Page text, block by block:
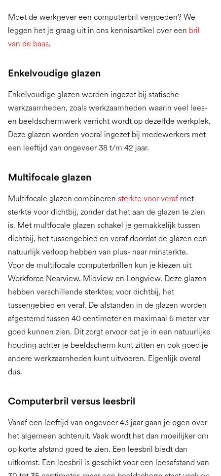
Moet de werkgever een computerbril vergoeden? We
leggen het je graag uit in ons kennisartikel over een bril
van de baas.
Enkelvoudige glazen
Enkelvoudige glazen worden ingezet bij statische
werkzaamheden, zoals werkzaamheden waarin veel lees-
en beeldschermwerk verricht wordt op dezelfde werkplek.
Deze glazen worden vooral ingezet bij medewerkers met
een leeftijd van ongeveer 38 t/m 42 jaar.
Multifocale glazen
Multifocale glazen combineren sterkte voor veraf met
sterkte voor dichtbij, zonder dat het aan de glazen te zien
is. Met multfocale glazen schakel je gemakkelijk tussen
dichtbij, het tussengebied en veraf doordat de glazen een
natuurlijk verloop hebben van plus- naar minsterkte.
Voor de multifocale computerbrillen kun je kiezen uit
Workforce Nearview, Midview en Longview. Deze glazen
hebben verschillende sterktes; voor dichtbij, het
tussengebied en veraf. De afstanden in de glazen worden
afgestemd tussen 40 centimeter en maximaal 6 meter ver
goed kunnen zien. Dit zorgt ervoor dat je in een natuurlijke
houding achter je beeldscherm kunt zitten en ook goed je
andere werkzaamheden kunt uitvoeren. Eigenlijk overal
dus.
Computerbril versus leesbril
Vanaf een leeftijd van ongeveer 43 jaar gaan je ogen over
het algemeen achteruit. Vaak wordt het dan moeilijker om
op korte afstand goed te zien. Een leesbril biedt dan
uitkomst. Een leesbril is geschikt voor een leesafstand van